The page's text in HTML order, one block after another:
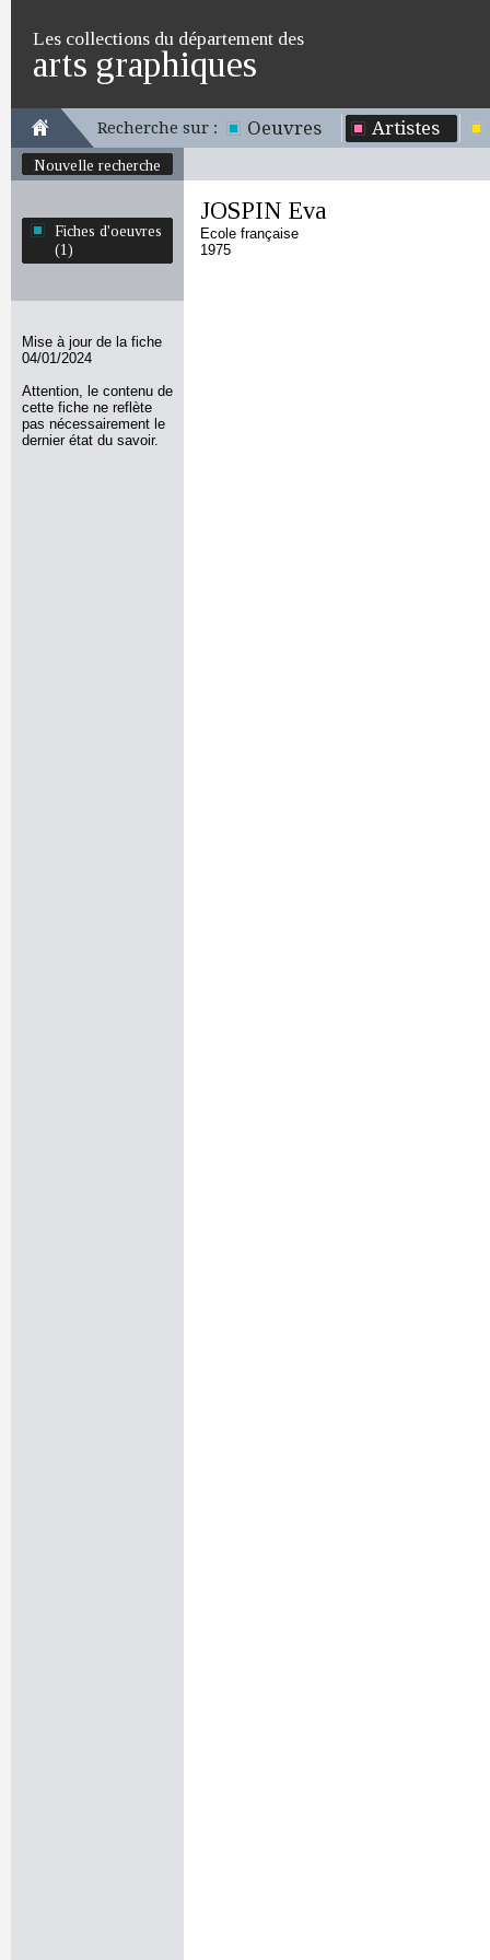
Les collections du département des
arts graphiques
Recherche sur : Oeuvres Artistes
Nouvelle recherche
Fiches d'oeuvres
(1)
Mise à jour de la fiche
04/01/2024
Attention, le contenu de
cette fiche ne reflète
pas nécessairement le
dernier état du savoir.
JOSPIN Eva
Ecole française
1975